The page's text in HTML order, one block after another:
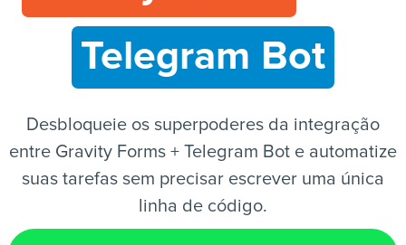
PT
Telegram Bot
Desbloqueie os superpoderes da integração
entre Gravity Forms + Telegram Bot e automatize
suas tarefas sem precisar escrever uma única
linha de código.